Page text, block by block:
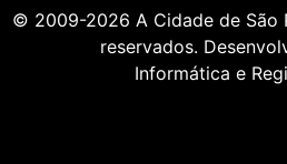
© 2009-2026 A Cidade de São
reservados.
Informática e